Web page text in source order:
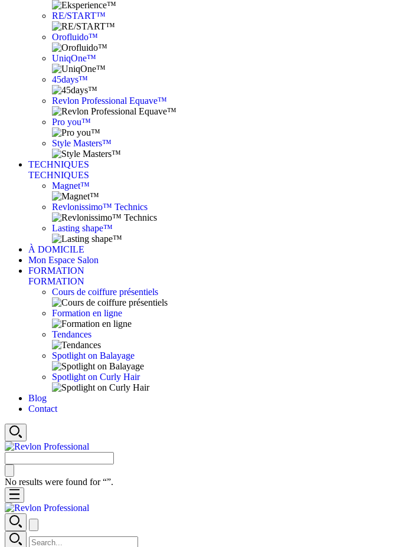
RE/START™
Orofluido™
UniqOne™
45days™
Revlon Professional Equave™
Pro you™
Style Masters™
TECHNIQUES
TECHNIQUES
Magnet™
Revlonissimo™ Technics
Lasting shape™
À DOMICILE
Mon Espace Salon
FORMATION
FORMATION
Cours de coiffure présentiels
Formation en ligne
Tendances
Spotlight on Balayage
Spotlight on Curly Hair
Blog
Contact
No results were found for “”.